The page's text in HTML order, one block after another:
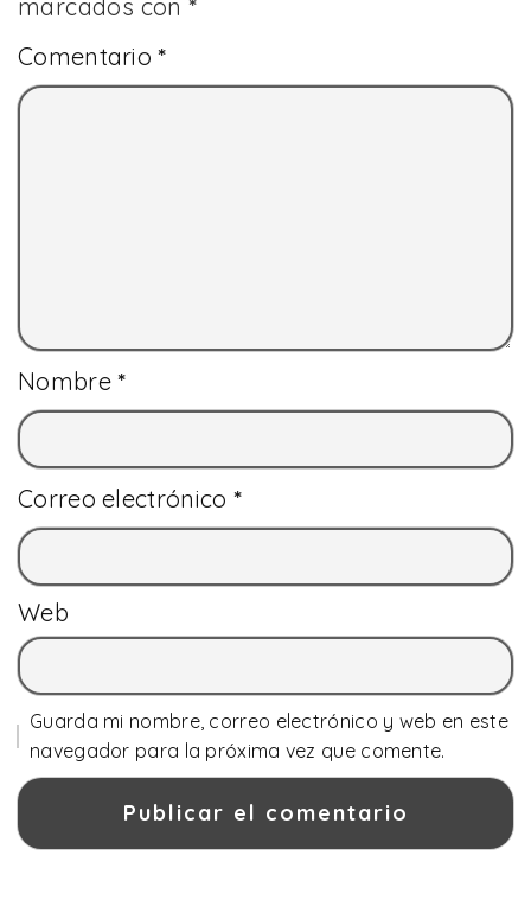
marcados con*
Comentario*
Nombre*
Correo electrónico *
Web
Guarda mi nombre, correo electrónico y web en este
navegador para la próxima vez que comente.